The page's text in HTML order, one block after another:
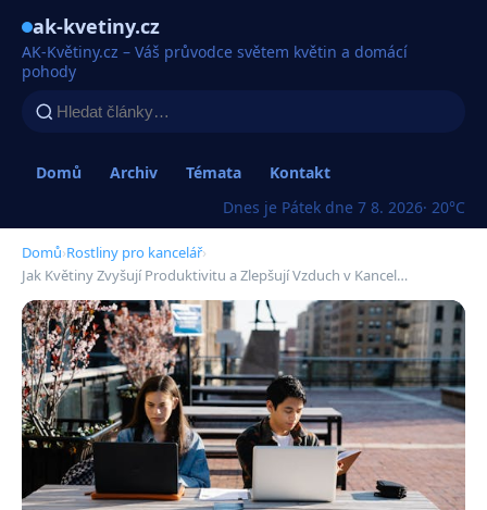
ak-kvetiny.cz
AK-Květiny.cz – Váš průvodce světem květin a domácí
pohody
Domů Archiv Témata
Kontakt
Dnes je Pátek dne 7 8. 2026· 20°C
Domů›Rostliny pro kancelář›
Jak Květiny Zvyšují Produktivitu a Zlepšují Vzduch v Kancel…